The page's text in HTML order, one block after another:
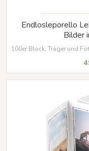
Endlosleporello
Bilder
100er Block, Träger und